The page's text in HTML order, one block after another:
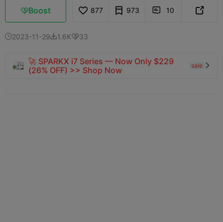
Boost 877 973  10 
2023-11-291.6K33
🚀 SPARKX i7 Series — Now Only $229
(26% OFF) >> Shop Now
sale 